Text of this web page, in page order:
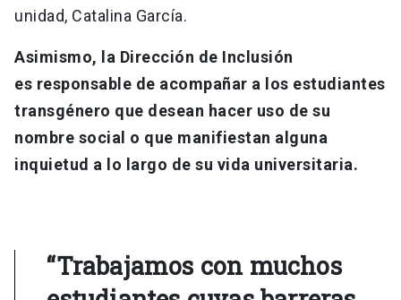
unidad, Catalina García.
Asimismo, la Dirección de Inclusión
es responsable de acompañar a los estudiantes
transgénero que desean hacer uso de su
nombre social o que manifiestan alguna
inquietud a lo largo de su vida universitaria.
“Trabajamos con muchos